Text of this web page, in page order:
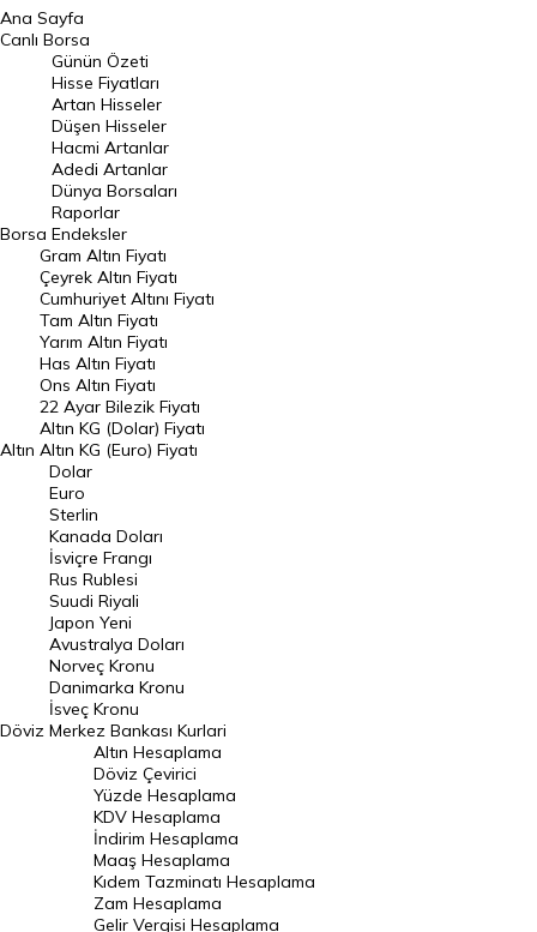
BIST 100 Hisseleri
En Çok Artan Hisseler
En Çok Düşen Hisseler
Hacmi Artanlar
Geçmiş Kapanışlar
Dünya Borsaları
Raporlar
Endeksler
DÖVİZ
Döviz Kuru
Dolar Kuru
Euro Kuru
Pound Kuru
Frank Kuru
Riyal Kuru
Avustralya Doları
Danimarka Kronu Kuru
Kanada Doları Kuru
Norveç Kronu Kuru
İsveç Kronu Kuru
Japon Yeni Kuru
Serbest Piyasa Döviz Kurları
Merkez Bankası Döviz Kurları
Ana Sayfa
Canlı Borsa
Borsa
Günün Özeti
Hisse Fiyatları
Artan Hisseler
Düşen Hisseler
Hacmi Artanlar
Adedi Artanlar
Dünya Borsaları
Raporlar
Endeksler
Altın
Gram Altın Fiyatı
Çeyrek Altın Fiyatı
Cumhuriyet Altını Fiyatı
Tam Altın Fiyatı
Yarım Altın Fiyatı
Has Altın Fiyatı
Ons Altın Fiyatı
22 Ayar Bilezik Fiyatı
Altın KG (Dolar) Fiyatı
Altın KG (Euro) Fiyatı
Döviz
Dolar
Euro
Sterlin
Kanada Doları
İsviçre Frangı
Rus Rublesi
Suudi Riyali
Japon Yeni
Avustralya Doları
Norveç Kronu
Danimarka Kronu
İsveç Kronu
Merkez Bankası Kurlari
Altın Hesaplama
Döviz Çevirici
Yüzde Hesaplama
KDV Hesaplama
İndirim Hesaplama
Maaş Hesaplama
Kıdem Tazminatı Hesaplama
Zam Hesaplama
Gelir Vergisi Hesaplama